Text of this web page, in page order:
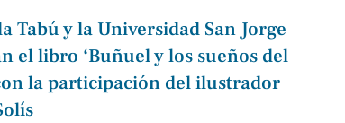
Tabú y la Universidad San Jorge
el libro ‘Buñuel y los sueños del
la participación del ilustrador